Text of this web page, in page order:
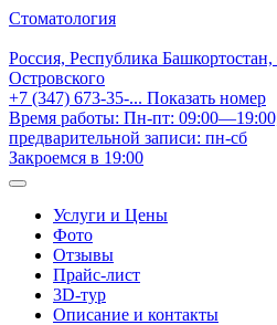
Стоматология
Россия, Республика
Островского
+7 (347) 673-35-... Показать номер
Время работы: Пн-пт:
предварительной записи: пн-сб
Закроемся в 19:00
Услуги и Цены
Фото
Отзывы
Прайс-лист
3D-тур
Описание и контакты